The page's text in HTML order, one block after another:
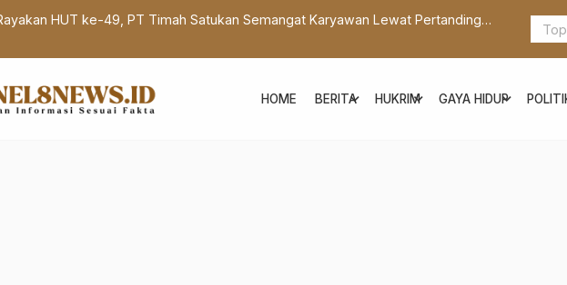
HUT ke-49, PT Timah Satukan Semangat Karyawan Lewat Pertandingan
MHT
HOME BERITA
expand_more HUKRIM
expand_more GAYA HIDUP
expand_more